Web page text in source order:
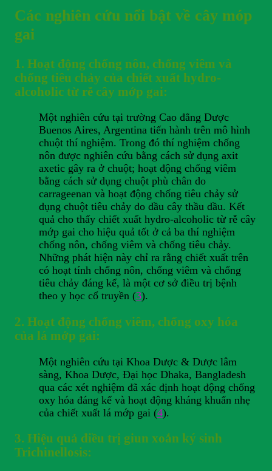
Các nghiên cứu nổi bật về cây móp
gai
1. Hoạt động chống nôn, chống viêm và
chống tiêu chảy của chiết xuất hydro-
alcoholic từ rễ cây mớp gai:
Một nghiên cứu tại trường Cao đẳng Dược
Buenos Aires, Argentina tiến hành trên mô hình
chuột thí nghiệm. Trong đó thí nghiệm chống
nôn được nghiên cứu bằng cách sử dụng axit
axetic gây ra ở chuột; hoạt động chống viêm
bằng cách sử dụng chuột phù chân do
carrageenan và hoạt động chống tiêu chảy sử
dụng chuột tiêu chảy do dầu cây thầu dầu. Kết
quả cho thấy chiết xuất hydro-alcoholic từ rễ cây
mớp gai cho hiệu quả tốt ở cả ba thí nghiệm
chống nôn, chống viêm và chống tiêu chảy.
Những phát hiện này chỉ ra rằng chiết xuất trên
có hoạt tính chống nôn, chống viêm và chống
tiêu chảy đáng kể, là một cơ sở điều trị bệnh
theo y học cổ truyền (3).
2. Hoạt động chống viêm, chống oxy hóa
của lá mớp gai:
Một nghiên cứu tại Khoa Dược & Dược lâm
sàng, Khoa Dược, Đại học Dhaka, Bangladesh
qua các xét nghiệm đã xác định hoạt động chống
oxy hóa đáng kể và hoạt động kháng khuẩn nhẹ
của chiết xuất lá mớp gai (4).
3. Hiệu quả điều trị giun xoắn ký sinh
Trichinellosis: